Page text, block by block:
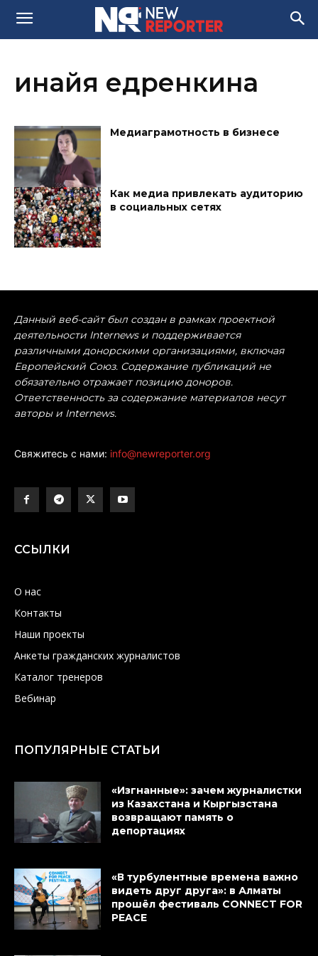
инайя едренкина
Медиаграмотность в бизнесе
Как медиа привлекать аудиторию
в социальных сетях
Данный веб-сайт был создан в рамках проектной
деятельности Internews и поддерживается
различными донорскими организациями, включая
Европейский Союз. Содержание публикаций не
обязательно отражает позицию доноров.
Ответственность за содержание материалов несут
авторы и Internews.
Свяжитесь с нами: info@newreporter.org
ССЫЛКИ
О нас
Контакты
Наши проекты
Анкеты гражданских журналистов
Каталог тренеров
Вебинар
ПОПУЛЯРНЫЕ СТАТЬИ
«Изгнанные»: зачем журналистки
из Казахстана и Кыргызстана
возвращают память о
депортациях
«В турбулентные времена важно
видеть друг друга»: в Алматы
прошёл фестиваль CONNECT FOR
PEACE